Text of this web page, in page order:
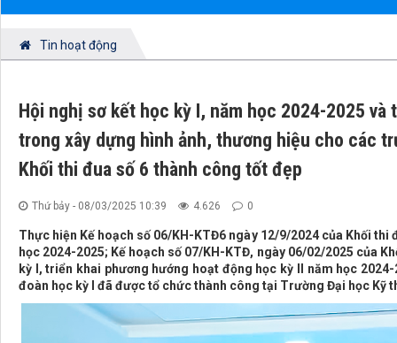
Tin hoạt động
Hội nghị sơ kết học kỳ I, năm học 2024-2025
trong xây dựng hình ảnh, thương hiệu cho các
Khối thi đua số 6 thành công tốt đẹp
Thứ bảy - 08/03/2025 10:39 4.626 0
Thực hiện Kế hoạch số 06/KH-KTĐ6 ngày 12/9/2024 của Khối
học 2024-2025; Kế hoạch số 07/KH-KTĐ, ngày 06/02/2025 của
kỳ I, triển khai phương hướng hoạt động học kỳ II năm học
đoàn học kỳ I đã được tổ chức thành công tại Trường Đại học Kỹ